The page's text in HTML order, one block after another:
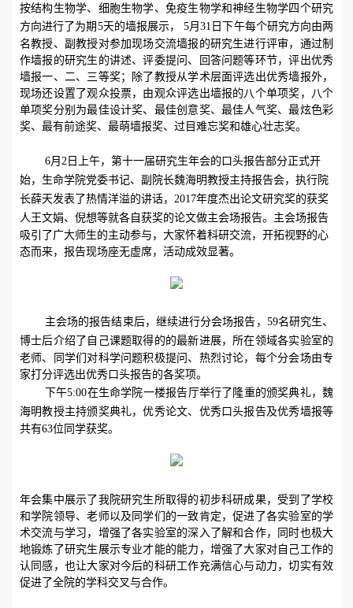
按结构生物学、细胞生物学、免疫生物学和神经生物学四个研究
方向进行 了为期 5天的墙报展示， 5月31 日 下午每个研究方向由两
名教授、副教授对参加现场交流墙报 的研究生进行评审 ，通过制
作墙报的研究生的讲述、评委提问、回答问题等环节，评出优秀
墙报一、二、三等奖；除了教授从学术层面评选出优秀墙报外，
现场还设置了观众投票，由观众评选出墙报的八个单项奖，八个
单项奖分别为最佳设计奖、 最佳创意奖、最佳人气奖、最炫色彩
奖、最有前途奖、最萌墙报奖、过目难忘奖和雄心壮志奖。
6月 2 日 上午， 第十一届研究生年会的口头报告部分正式开
始，生命学院党委书记、副院长魏海明教授主持报告会，执行院
长薛天发表了热情洋溢的讲话， 2017年度杰出论文研究奖的获奖
人王文娟、倪想等就各自获奖的论文做主会场报告。主会场报告
吸引了广大师生的主动参与， 大家怀着科研交流，开拓视野的心
态而来，报告现场座无虚席，活动成效显著。
主会场的报告结束后， 继续进行分会场报告 ， 59名研究生、
博士后介绍了 自己课题取得的的最新进展，所在领域各实验室的
老师、同学们 对科学问题积极提问、 热烈讨论，每个分会场由专
家打分评选出优秀口头报告的各奖项。
下午5:00在生命学院一楼报告厅举行了隆重的颁奖典礼，魏
海明教授主持颁奖典礼，优秀论文、优秀口头报告及优秀墙报等
共有63位同学获奖。
年会集中展示了我院研究生 所取得的初步科研成果，受到了学校
和学院领导、老师以及同学们的一致肯定，促进了各实验室的学
术交流与学习， 增强 了各实验室的深入 了解和合作，同时也极大
地锻炼了研究生 展示专业才能的能力，增强了大家对自己工作的
认同感，也让大家对今后的科研工作充满信心与动力，切实有效
促进了全院的学科交叉与合作。